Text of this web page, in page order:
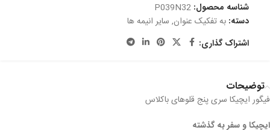
شناسه محصول: P039N32
دسته: به تفکیک عنوان, سایر انیمه ها
اشتراک گذاری:
توضیحات
فیگور ایچیکا سری پنج قلوهای باکلاس
ایچیکا و سفر به گذشته